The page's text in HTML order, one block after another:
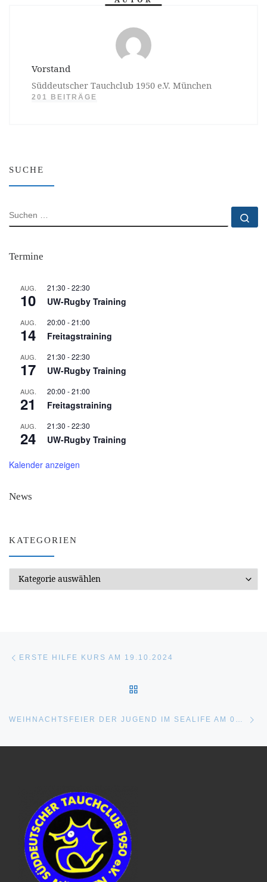
Vorstand
Süddeutscher Tauchclub 1950 e.V. München
201 BEITRÄGE
SUCHE
SUCHE
Termine
AUG.
10
21:30 -22:30
UW-Rugby Training
AUG.
14
20:00 -21:00
Freitagstraining
AUG.
17
21:30 -22:30
UW-Rugby Training
AUG.
21
20:00 -21:00
Freitagstraining
AUG.
24
21:30 -22:30
UW-Rugby Training
Kalender anzeigen
News
KATEGORIEN
ERSTE HILFE KURS AM 19.10.2024
WEIHNACHTSFEIER DER JUGEND IM SEALIFE AM 07.12.2024